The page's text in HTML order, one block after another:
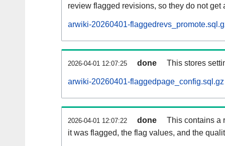
review flagged revisions, so they do not get
arwiki-20260401-
2026-04-01 12:07:25 done This stores
arwiki-20260401-flaggedpage_config.sql.gz
2026-04-01 12:07:22 done
This contains a
it was flagged, the flag values, and the